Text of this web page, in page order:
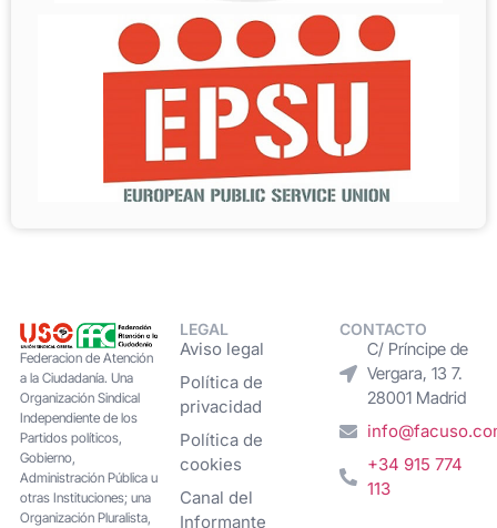
Federacion de Atención
a la Ciudadanía. Una
Organización Sindical
Independiente de los
Partidos políticos,
Gobierno,
Administración Pública u
otras Instituciones; una
Organización Pluralista,
LEGAL
Aviso legal
Política de
privacidad
Política de
cookies
Canal del
Informante
CONTACTO
C/ Príncipe de
Vergara, 13 7.
28001 Madrid
+34 915 774
113